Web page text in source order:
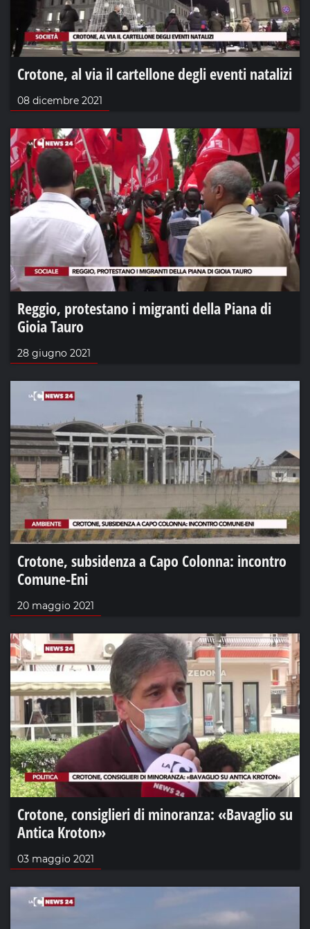
Crotone, al via il cartellone degli eventi natalizi
08 dicembre 2021
Reggio, protestano i migranti della Piana di
Gioia Tauro
28 giugno 2021
Crotone, subsidenza a Capo Colonna: incontro
Comune-Eni
20 maggio 2021
Crotone, consiglieri di minoranza: «Bavaglio su
Antica Kroton»
03 maggio 2021